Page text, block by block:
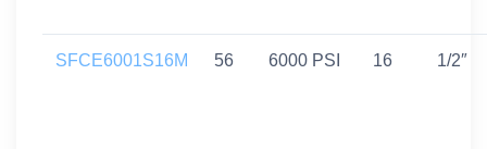
SFCE6001S16M 56 6000 PSI 16 1/2″